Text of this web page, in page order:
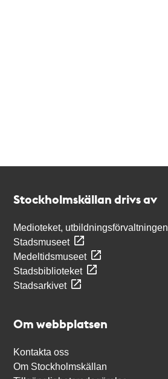
Stockholmskällan drivs av
Medioteket, utbildningsförvaltningen
Stadsmuseet
Medeltidsmuseet
Stadsbiblioteket
Stadsarkivet
Om webbplatsen
Kontakta oss
Om Stockholmskällan